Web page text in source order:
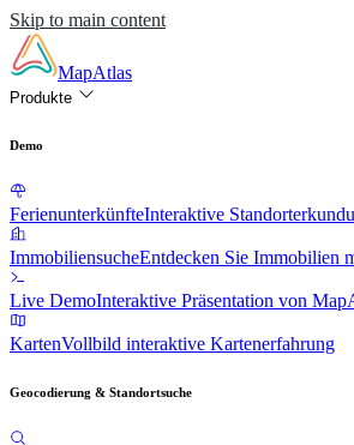
Skip to main content
MapAtlas
Produkte
Demo
FerienunterkünfteInteraktive
ImmobiliensucheEntdecken Sie Immobilien
Live DemoInteraktive Präsentation von
KartenVollbild interaktive Kartenerfahrung
Geocodierung & Standortsuche